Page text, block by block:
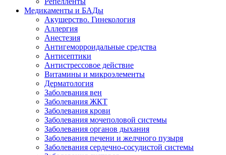
Медикаменты и БАДы
Акушерство. Гинекология
Аллергия
Анестезия
Антигеморроидальные средства
Антисептики
Антистрессовое действие
Витамины и микроэлементы
Дерматология
Заболевания вен
Заболевания ЖКТ
Заболевания крови
Заболевания мочеполовой системы
Заболевания органов дыхания
Заболевания печени и желчного пузыря
Заболевания сердечно-сосудистой системы